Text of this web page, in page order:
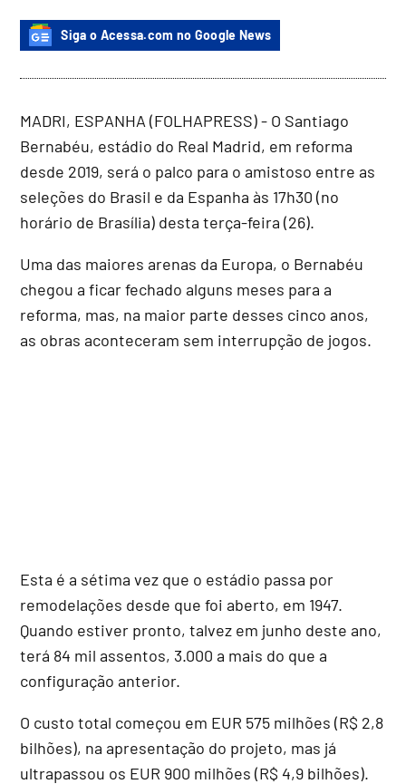
Siga o Acessa.com no Google News
MADRI, ESPANHA (FOLHAPRESS) - O Santiago
Bernabéu, estádio do Real Madrid, em reforma
desde 2019, será o palco para o amistoso entre as
seleções do Brasil e da Espanha às 17h30 (no
horário de Brasília) desta terça-feira (26).
Uma das maiores arenas da Europa, o Bernabéu
chegou a ficar fechado alguns meses para a
reforma, mas, na maior parte desses cinco anos,
as obras aconteceram sem interrupção de jogos.
Esta é a sétima vez que o estádio passa por
remodelações desde que foi aberto, em 1947.
Quando estiver pronto, talvez em junho deste ano,
terá 84 mil assentos, 3.000 a mais do que a
configuração anterior.
O custo total começou em EUR 575 milhões (R$ 2,8
bilhões), na apresentação do projeto, mas já
ultrapassou os EUR 900 milhões (R$ 4,9 bilhões).